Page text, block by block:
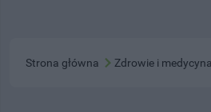
Strona główna Zdrowie i medycyna